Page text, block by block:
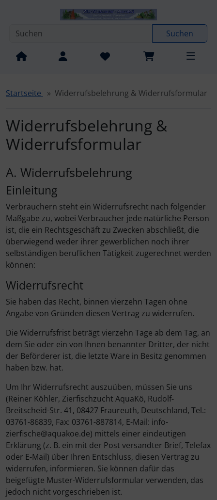
Sprungnavigation
Springe zur Navigation Springe zum Inhalt
Suchen
Startseite Widerrufsbelehrung & Widerrufsformular
Widerrufsbelehrung &
Widerrufsformular
A. Widerrufsbelehrung
Einleitung
Verbrauchern steht ein Widerrufsrecht nach folgender
Maßgabe zu, wobei Verbraucher jede natürliche Person
ist, die ein Rechtsgeschäft zu Zwecken abschließt, die
überwiegend weder ihrer gewerblichen noch ihrer
selbständigen beruflichen Tätigkeit zugerechnet werden
können:
Widerrufsrecht
Sie haben das Recht, binnen vierzehn Tagen ohne
Angabe von Gründen diesen Vertrag zu widerrufen.
Die Widerrufsfrist beträgt vierzehn Tage ab dem Tag, an
dem Sie oder ein von Ihnen benannter Dritter, der nicht
der Beförderer ist, die letzte Ware in Besitz genommen
haben bzw. hat.
Um Ihr Widerrufsrecht auszuüben, müssen Sie uns
(Reiner Köhler, Zierfischzucht AquaKö, Rudolf-
Breitscheid-Str. 41, 08427 Fraureuth, Deutschland, Tel.:
03761-86839, Fax: 03761-887814, E-Mail: info-
zierfische@aquakoe.de) mittels einer eindeutigen
Erklärung (z. B. ein mit der Post versandter Brief, Telefax
oder E-Mail) über Ihren Entschluss, diesen Vertrag zu
widerrufen, informieren. Sie können dafür das
beigefügte Muster-Widerrufsformular verwenden, das
jedoch nicht vorgeschrieben ist.